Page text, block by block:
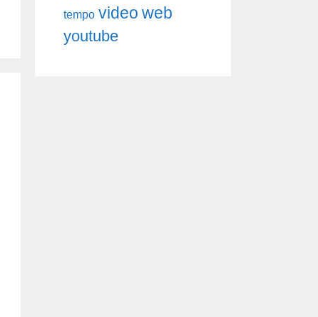
tempo video web
youtube